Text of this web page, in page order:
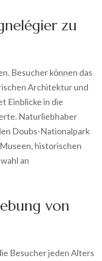
zu
Besucher können das
Architektur und
Einblicke in die
Naturliebhaber
Doubs-Nationalpark
historischen
an
von
Besucher jeden Alters